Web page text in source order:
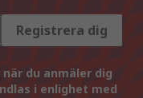
Registrera dig
du anmäler dig
i enlighet med